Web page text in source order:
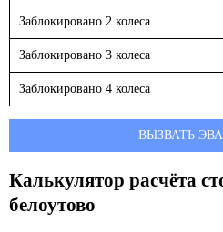
Заблокировано 2 колеса
Заблокировано 3 колеса
Заблокировано 4 колеса
ВЫЗВАТЬ
Калькулятор расчёта
белоутово